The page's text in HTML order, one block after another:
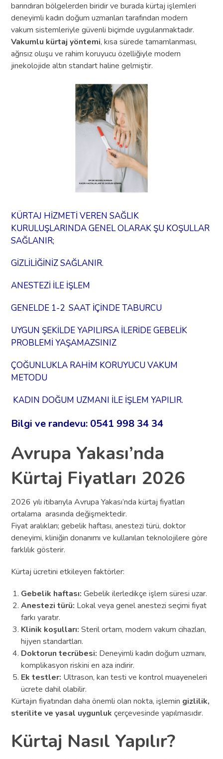
barındıran bölgelerden biridir ve burada kürtaj işlemleri
deneyimli kadın doğum uzmanları tarafından modern
vakum sistemleriyle güvenli biçimde uygulanmaktadır.
Vakumlu kürtaj yöntemi, kısa sürede tamamlanması,
ağrısız oluşu ve rahim koruyucu özelliğiyle modern
jinekolojide altın standart haline gelmiştir.
KÜRTAJ HİZMETİ VEREN SAĞLIK
KURULUŞLARINDA GENEL OLARAK ŞU KOŞULLAR
SAĞLANIR;
GİZLİLİĞİNİZ SAĞLANIR.
ANESTEZİ İLE İŞLEM
GENELDE 1-2 SAAT İÇİNDE TABURCU
UYGUN ŞEKİLDE YAPILIRSA İLERİDE GEBELİK
PROBLEMİ YAŞAMAZSINIZ
ÇOĞUNLUKLA RAHİM KORUYUCU VAKUM
METODU
KADIN DOĞUM UZMANI İLE İŞLEM YAPILIR.
Bilgi ve randevu: 0541 998 34 34
Avrupa Yakası’nda
Kürtaj Fiyatları 2026
2026 yılı itibarıyla Avrupa Yakası’nda kürtaj fiyatları
ortalama arasında değişmektedir.
Fiyat aralıkları; gebelik haftası, anestezi türü, doktor
deneyimi, kliniğin donanımı ve kullanılan teknolojilere göre
farklılık gösterir.
Kürtaj ücretini etkileyen faktörler:
Gebelik haftası: Gebelik ilerledikçe işlem süresi uzar.
Anestezi türü: Lokal veya genel anestezi seçimi fiyat
farkı yaratır.
Klinik koşulları: Steril ortam, modern vakum cihazları,
hijyen standartları.
Doktorun tecrübesi: Deneyimli kadın doğum uzmanı,
komplikasyon riskini en aza indirir.
Ek testler: Ultrason, kan testi ve kontrol muayeneleri
ücrete dahil olabilir.
Kürtajın fiyatından daha önemli olan nokta, işlemin gizlilik,
sterilite ve yasal uygunluk çerçevesinde yapılmasıdır.
Kürtaj Nasıl Yapılır?